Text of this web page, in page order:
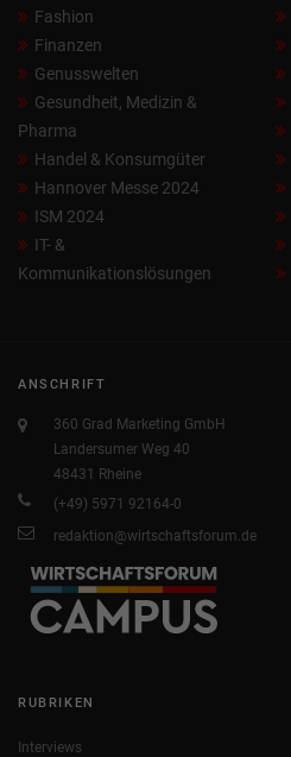
Fashion
Finanzen
Genusswelten
Gesundheit, Medizin &
Pharma
Handel & Konsumgüter
Hannover Messe 2024
ISM 2024
IT- &
Kommunikationslösungen
ANSCHRIFT
360 Grad Marketing GmbH
Landersumer Weg 40
48431 Rheine
(+49) 5971 92164-0
redaktion@wirtschaftsforum.de
RUBRIKEN
Interviews